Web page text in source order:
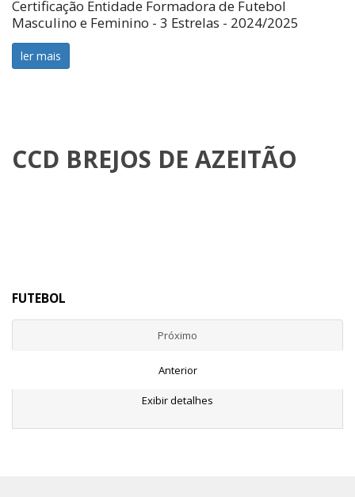
Certificação Entidade Formadora de Futebol
Masculino e Feminino - 3 Estrelas - 2024/2025
ler mais
CCD BREJOS DE AZEITÃO
FUTEBOL
Próximo
Anterior
Exibir detalhes